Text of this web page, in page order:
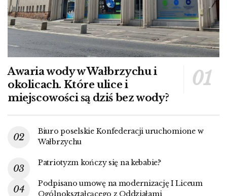
Awaria wody w Wałbrzychu i
okolicach. Które ulice i
miejscowości są dziś bez wody?
Biuro poselskie Konfederacji uruchomione w
Wałbrzychu
Patriotyzm kończy się na kebabie?
Podpisano umowę na modernizację I Liceum
Ogólnokształcącego z Oddziałami